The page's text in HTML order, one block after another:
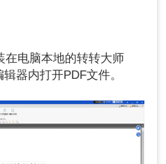
在电脑本地的转转大师
器内打开PDF文件。